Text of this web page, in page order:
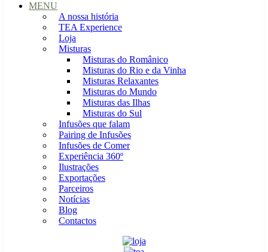
MENU
A nossa história
TEA Experience
Loja
Misturas
Misturas do Românico
Misturas do Rio e da Vinha
Misturas Relaxantes
Misturas do Mundo
Misturas das Ilhas
Misturas do Sul
Infusões que falam
Pairing de Infusões
Infusões de Comer
Experiência 360º
Ilustrações
Exportações
Parceiros
Notícias
Blog
Contactos